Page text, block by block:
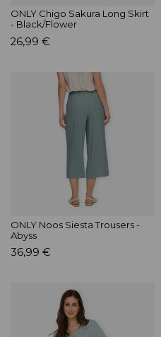
ONLY Chigo Sakura Long Skirt
- Black/Flower
26,99 €
ONLY Noos Siesta Trousers -
Abyss
36,99 €